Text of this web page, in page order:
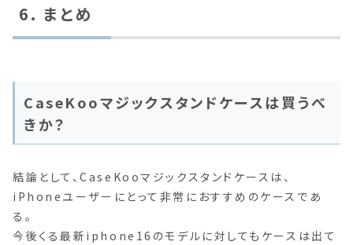
6. まとめ
CaseKooマジックスタンドケースは買うべ
きか？
結論として、CaseKooマジックスタンドケースは、
iPhoneユーザーにとって非常におすすめのケースであ
る。
今後くる最新iphone16のモデルに対してもケースは出て